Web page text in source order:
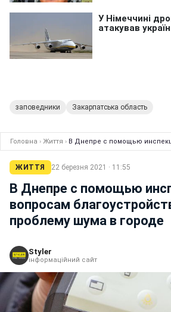
заповедники Закарпатська область
Головна › Життя › В Днепре с помощью
ЖИТТЯ 22 березня 2021 · 11:55
В Днепре с помощью
вопросам
проблему шума в городе
Styler
інформаційний сайт